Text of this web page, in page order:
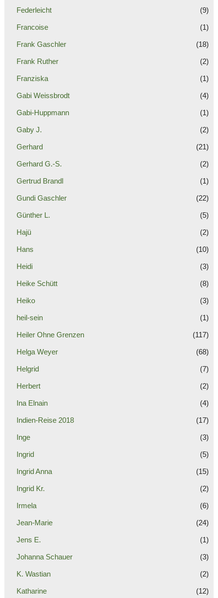
Federleicht (9)
Francoise (1)
Frank Gaschler (18)
Frank Ruther (2)
Franziska (1)
Gabi Weissbrodt (4)
Gabi-Huppmann (1)
Gaby J. (2)
Gerhard (21)
Gerhard G.-S. (2)
Gertrud Brandl (1)
Gundi Gaschler (22)
Günther L. (5)
Hajü (2)
Hans (10)
Heidi (3)
Heike Schütt (8)
Heiko (3)
heil-sein (1)
Heiler Ohne Grenzen (117)
Helga Weyer (68)
Helgrid (7)
Herbert (2)
Ina Elnain (4)
Indien-Reise 2018 (17)
Inge (3)
Ingrid (5)
Ingrid Anna (15)
Ingrid Kr. (2)
Irmela (6)
Jean-Marie (24)
Jens E. (1)
Johanna Schauer (3)
K. Wastian (2)
Katharine (12)